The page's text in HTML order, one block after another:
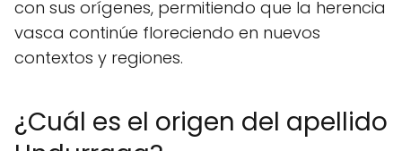
con sus orígenes, permitiendo que la herencia
vasca continúe floreciendo en nuevos
contextos y regiones.
¿Cuál es el origen del apellido